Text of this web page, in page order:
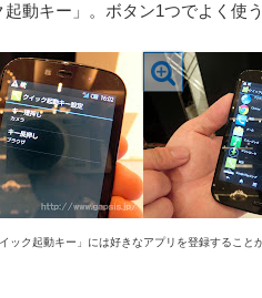
動キー」。ボタン1つでよく使
イック起動キー」には好きなアプリを登録すること